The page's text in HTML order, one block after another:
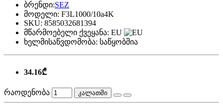
ბრენდი:SEZ
მოდელი: F3L1000/10a4K
SKU: 8585032681394
მწარმოებელი ქვეყანა: EU
ხელმისაწვდომობა: საწყობშია
34.16₾
რაოდენობა კალათში